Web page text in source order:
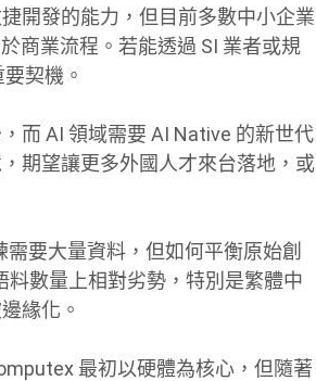
開發的能力，但目前多數中小企業
商業流程。若能透過 SI 業者或規
契機。
而 AI 領域需要 AI Native 的新世代
期望讓更多外國人才來台落地，或
要大量資料，但如何平衡原始創
數量上相對劣勢，特別是繁體中
緣化。
最初以硬體為核心，但隨著